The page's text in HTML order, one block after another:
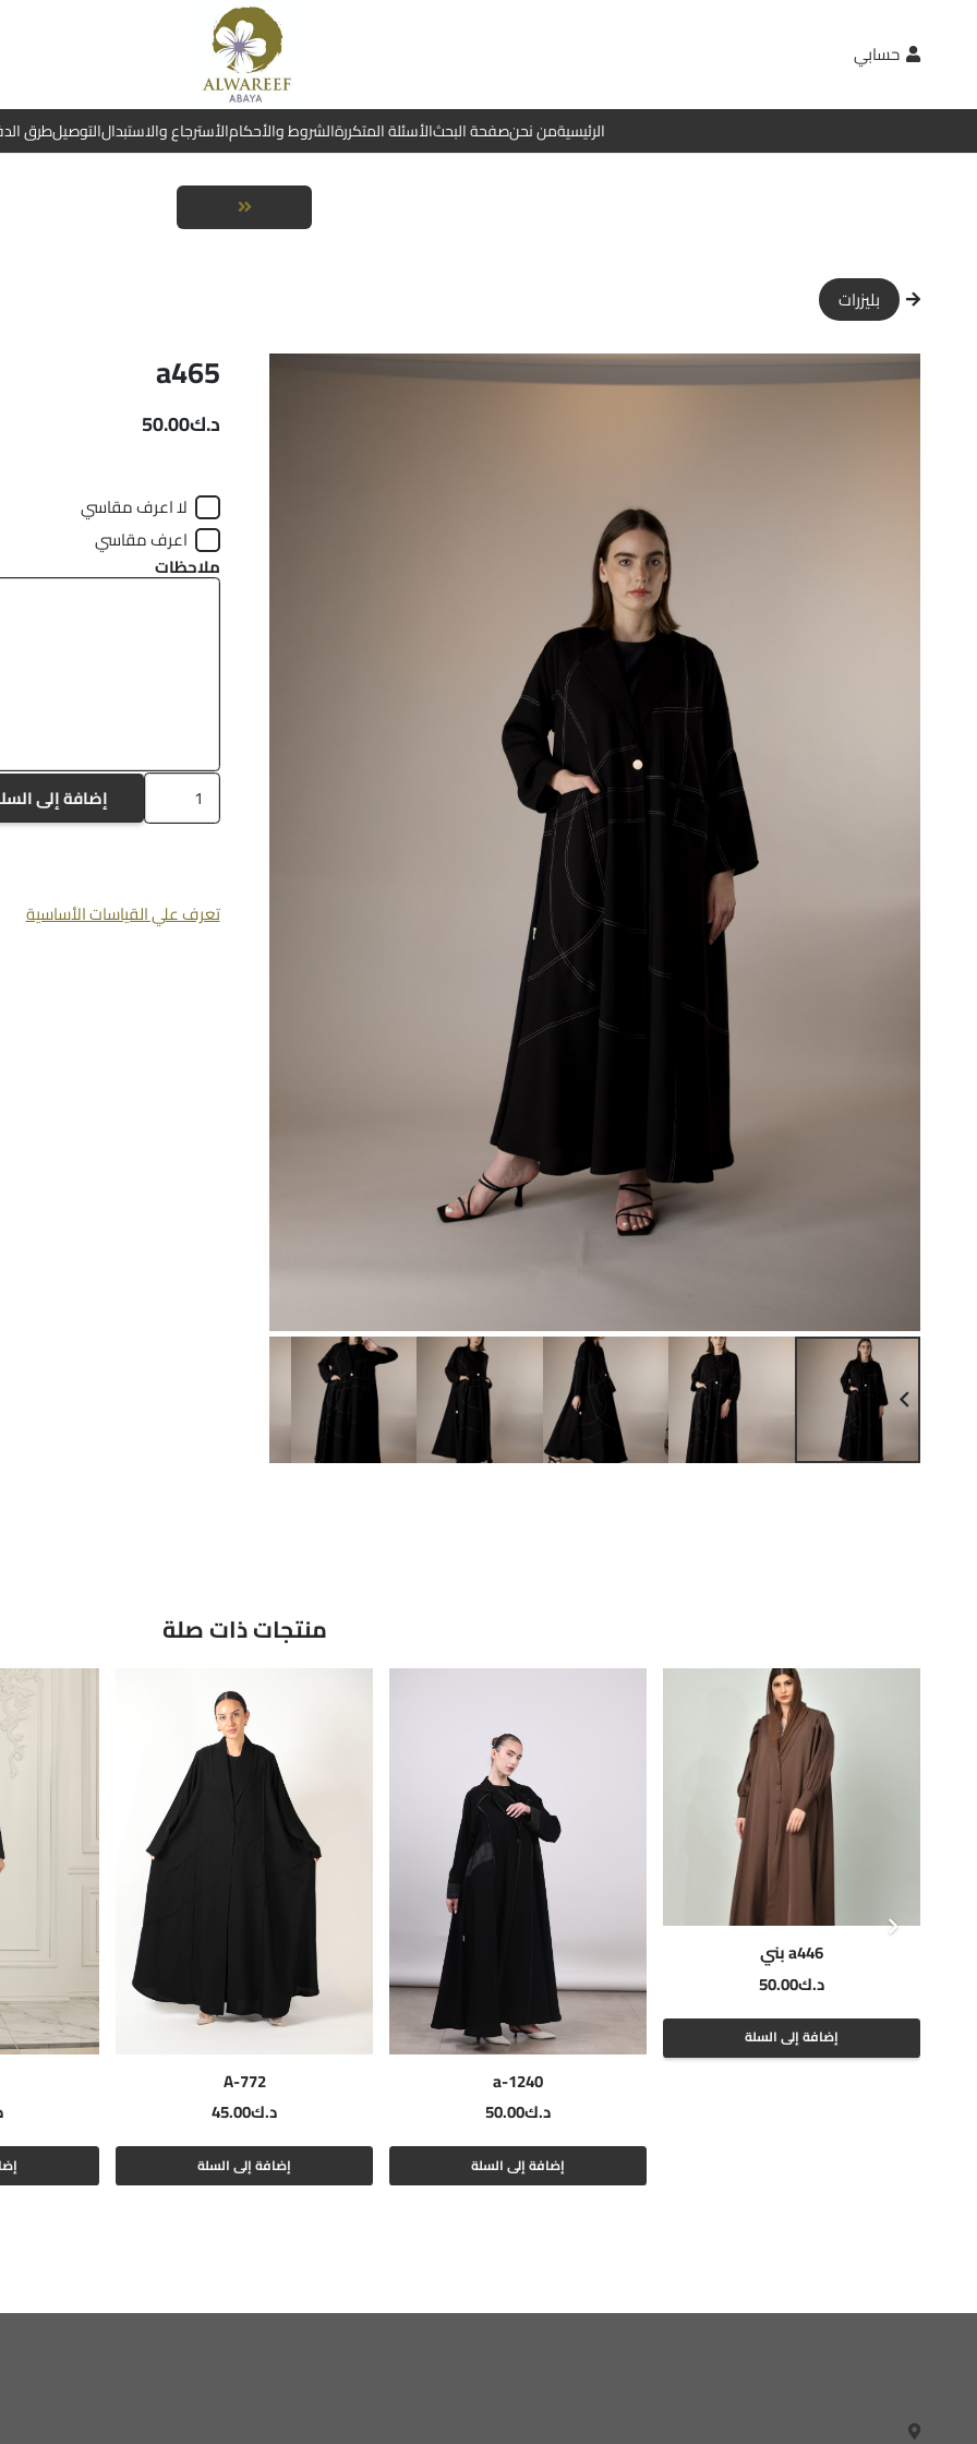
حسابي
الرئيسيةمن نحنصفحة البحثالأسئلة المتكررةالشروط والأحكامالأسترجاع والاستبدالالتوصيلطرق
بليزرات
a465
د.ك50.00
لا اعرف مقاسي
اعرف مقاسي
ملاحظات
كمية
a465
إضافة إلى
تعرف علي القياسات الأساسية
منتجات ذات صلة
a446 بني
د.ك50.00
إضافة إلى السلة
a-1240
د.ك50.00
إضافة إلى السلة
A-772
د.ك45.00
إضافة إلى السلة